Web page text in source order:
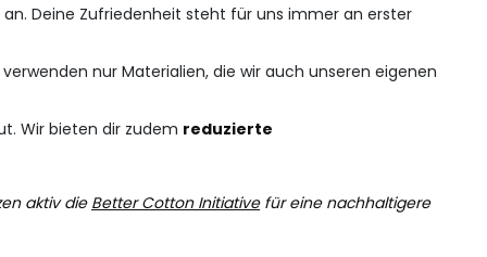
Deine Zufriedenheit steht für uns immer an erster
nur Materialien, die wir auch unseren eigenen
Wir bieten dir zudem reduzierte
aktiv die Better Cotton Initiativefür eine nachhaltigere